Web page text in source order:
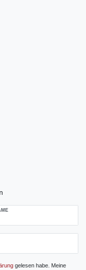
gelesen habe. Meine